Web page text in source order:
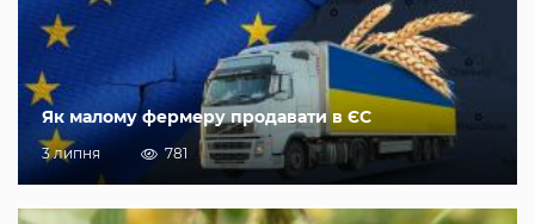
Як малому фермеру продавати в ЄС
3 липня 781